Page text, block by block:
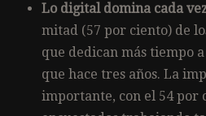
Lo digital domina cada
mitad (57 por ciento) de
que dedican más tiempo
que hace tres años. La
importante, con el 54 por